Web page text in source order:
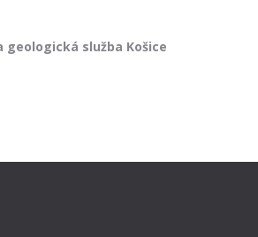
geologická služba Košice